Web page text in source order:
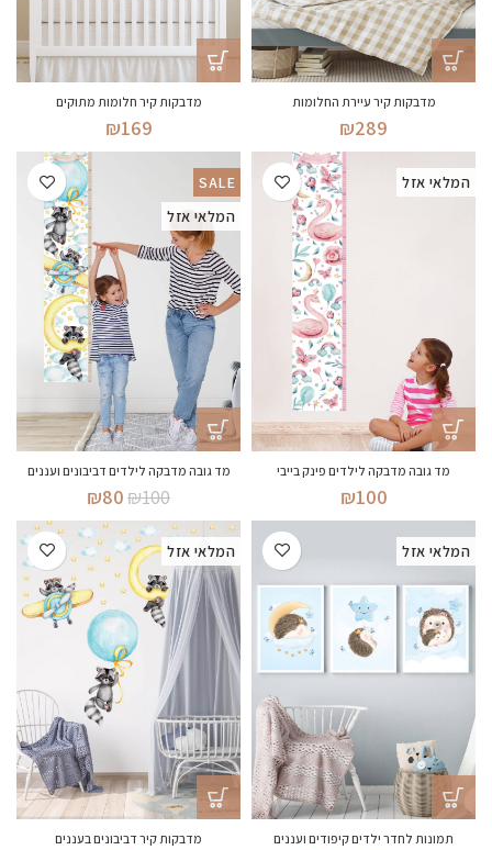
מדבקות קיר עיירת החלומות
₪289
מדבקות קיר חלומות מתוקים
₪169
המלאי אזל
מד גובה מדבקה לילדים פינק בייבי
₪100
SALE
המלאי אזל
מד גובה מדבקה לילדים דביבונים ועננים
₪100
המחיר
היה:
₪100.
₪80
הוא:
₪80.
המלאי אזל
תמונות לחדר ילדים קיפודים ועננים
המלאי אזל
מדבקות קיר דביבונים בעננים